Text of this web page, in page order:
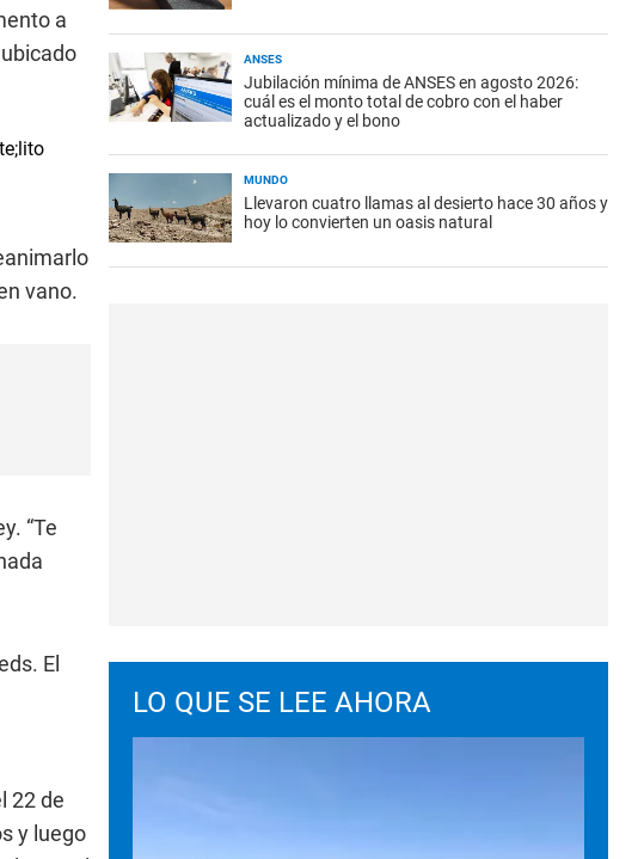
a
vano.
“Te
El
22 de
y luego
ANSES
Jubilación mínima de ANSES en agosto 2026:
cuál es el monto total de cobro con el haber
actualizado y el bono
MUNDO
Llevaron cuatro llamas al desierto hace 30 años y
hoy lo convierten un oasis natural
LO QUE SE LEE AHORA